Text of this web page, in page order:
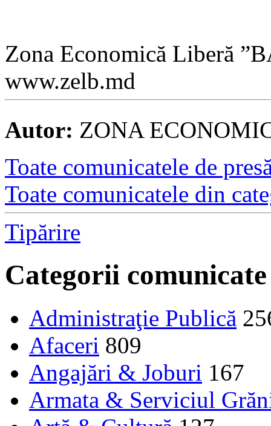
Zona Economică Liberă
www.zelb.md
Autor: ZONA
Toate comunicatele de
Toate comunicatele din
Tipărire
Categorii comunicate
Administraţie Publică
Afaceri 809
Angajări & Joburi 167
Armata & Serviciul